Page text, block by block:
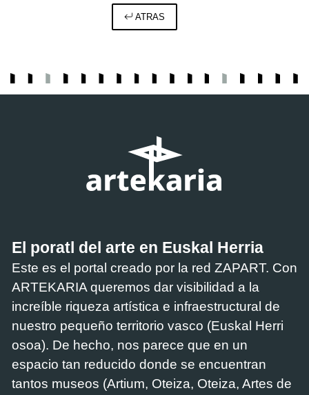
ATRAS
El poratl del arte en Euskal Herria
Este es el portal creado por la red ZAPART. Con
ARTEKARIA queremos dar visibilidad a la
increíble riqueza artística e infraestructural de
nuestro pequeño territorio vasco (Euskal Herri
osoa). De hecho, nos parece que en un
espacio tan reducido donde se encuentran
tantos museos (Artium, Oteiza, Oteiza, Artes de